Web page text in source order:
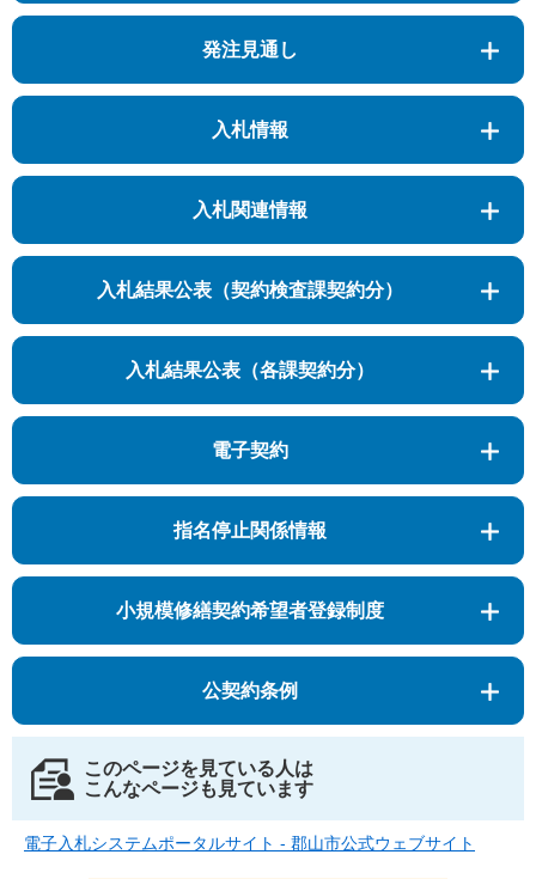
発注見通し
入札情報
入札関連情報
入札結果公表（契約検査課契約分）
入札結果公表（各課契約分）
電子契約
指名停止関係情報
小規模修繕契約希望者登録制度
公契約条例
このページを見ている人は
こんなページも見ています
電子入札システムポータルサイト - 郡山市公式ウェブサイト